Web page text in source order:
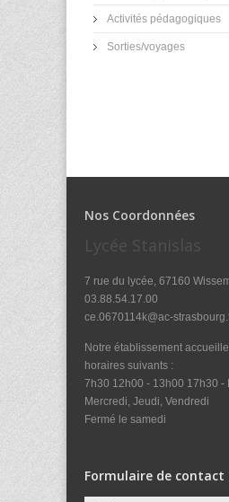
Activités pédagogiques
Sorties/voyages
Nos Coordonnées
Lycée Stanislas
7 rue du lycée, 67160
03.88.54.17.00
ce.0670114k@ac-
Notre établissement
horaires suivants :
7h30 12h00 - 13h00 17h30 -
Mercredi, Jeudi, Vendredi
Fermé le samedi
Formulaire de contact